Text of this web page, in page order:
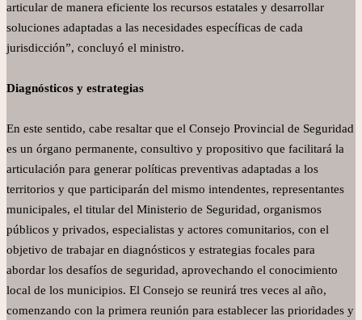
articular de manera eficiente los recursos estatales y desarrollar
soluciones adaptadas a las necesidades específicas de cada
jurisdicción”, concluyó el ministro.
Diagnósticos y estrategias
En este sentido, cabe resaltar que el Consejo Provincial de Seguridad
es un órgano permanente, consultivo y propositivo que facilitará la
articulación para generar políticas preventivas adaptadas a los
territorios y que participarán del mismo intendentes, representantes
municipales, el titular del Ministerio de Seguridad, organismos
públicos y privados, especialistas y actores comunitarios, con el
objetivo de trabajar en diagnósticos y estrategias focales para
abordar los desafíos de seguridad, aprovechando el conocimiento
local de los municipios. El Consejo se reunirá tres veces al año,
comenzando con la primera reunión para establecer las prioridades y